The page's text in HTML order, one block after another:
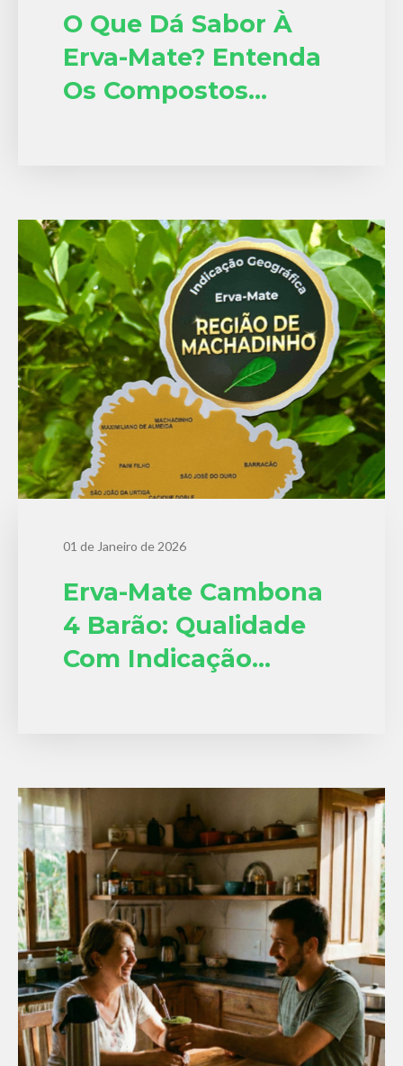
O Que Dá Sabor À
Erva-Mate? Entenda
Os Compostos
01 de Janeiro de 2026
Erva-Mate Cambona
4 Barão: Qualidade
Com Indicação